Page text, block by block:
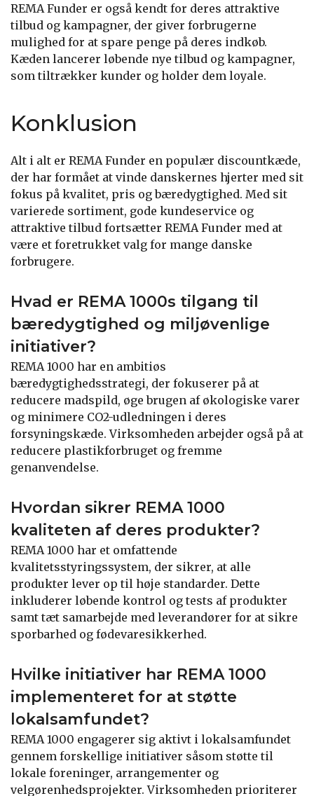
REMA Funder er også kendt for deres attraktive
tilbud og kampagner, der giver forbrugerne
mulighed for at spare penge på deres indkøb.
Kæden lancerer løbende nye tilbud og kampagner,
som tiltrækker kunder og holder dem loyale.
Konklusion
Alt i alt er REMA Funder en populær discountkæde,
der har formået at vinde danskernes hjerter med sit
fokus på kvalitet, pris og bæredygtighed. Med sit
varierede sortiment, gode kundeservice og
attraktive tilbud fortsætter REMA Funder med at
være et foretrukket valg for mange danske
forbrugere.
Hvad er REMA 1000s tilgang til
bæredygtighed og miljøvenlige
initiativer?
REMA 1000 har en ambitiøs
bæredygtighedsstrategi, der fokuserer på at
reducere madspild, øge brugen af økologiske varer
og minimere CO2-udledningen i deres
forsyningskæde. Virksomheden arbejder også på at
reducere plastikforbruget og fremme
genanvendelse.
Hvordan sikrer REMA 1000
kvaliteten af deres produkter?
REMA 1000 har et omfattende
kvalitetsstyringssystem, der sikrer, at alle
produkter lever op til høje standarder. Dette
inkluderer løbende kontrol og tests af produkter
samt tæt samarbejde med leverandører for at sikre
sporbarhed og fødevaresikkerhed.
Hvilke initiativer har REMA 1000
implementeret for at støtte
lokalsamfundet?
REMA 1000 engagerer sig aktivt i lokalsamfundet
gennem forskellige initiativer såsom støtte til
lokale foreninger, arrangementer og
velgørenhedsprojekter. Virksomheden prioriterer